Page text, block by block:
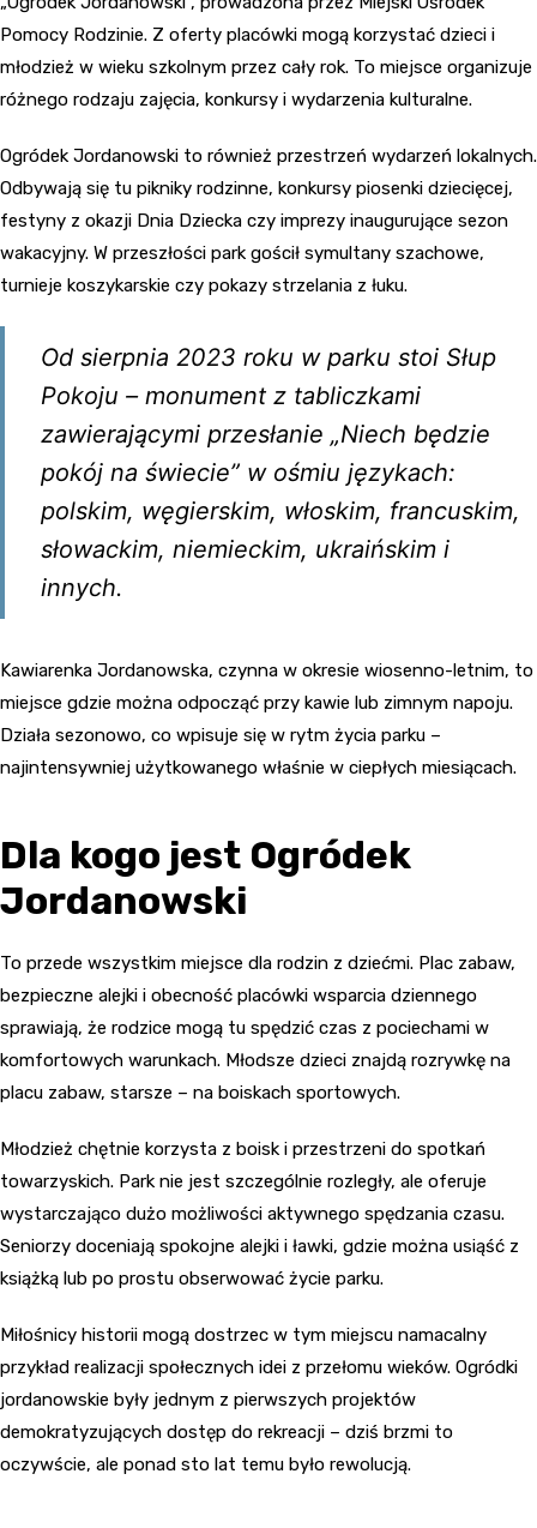
Pomocy Rodzinie. Z oferty placówki mogą korzystać dzieci i
młodzież w wieku szkolnym przez cały rok. To miejsce organizuje
różnego rodzaju zajęcia, konkursy i wydarzenia kulturalne.
Ogródek Jordanowski to również przestrzeń wydarzeń lokalnych.
Odbywają się tu pikniky rodzinne, konkursy piosenki dziecięcej,
festyny z okazji Dnia Dziecka czy imprezy inaugurujące sezon
wakacyjny. W przeszłości park gościł symultany szachowe,
turnieje koszykarskie czy pokazy strzelania z łuku.
Od sierpnia 2023 roku w parku stoi Słup
Pokoju – monument z tabliczkami
zawierającymi przesłanie „Niech będzie
pokój na świecie” w ośmiu językach:
polskim, węgierskim, włoskim, francuskim,
słowackim, niemieckim, ukraińskim i
innych.
Kawiarenka Jordanowska, czynna w okresie wiosenno-letnim, to
miejsce gdzie można odpocząć przy kawie lub zimnym napoju.
Działa sezonowo, co wpisuje się w rytm życia parku –
najintensywniej użytkowanego właśnie w ciepłych miesiącach.
Dla kogo jest Ogródek
Jordanowski
To przede wszystkim miejsce dla rodzin z dziećmi. Plac zabaw,
bezpieczne alejki i obecność placówki wsparcia dziennego
sprawiają, że rodzice mogą tu spędzić czas z pociechami w
komfortowych warunkach. Młodsze dzieci znajdą rozrywkę na
placu zabaw, starsze – na boiskach sportowych.
Młodzież chętnie korzysta z boisk i przestrzeni do spotkań
towarzyskich. Park nie jest szczególnie rozległy, ale oferuje
wystarczająco dużo możliwości aktywnego spędzania czasu.
Seniorzy doceniają spokojne alejki i ławki, gdzie można usiąść z
książką lub po prostu obserwować życie parku.
Miłośnicy historii mogą dostrzec w tym miejscu namacalny
przykład realizacji społecznych idei z przełomu wieków. Ogródki
jordanowskie były jednym z pierwszych projektów
demokratyzujących dostęp do rekreacji – dziś brzmi to
oczywście, ale ponad sto lat temu było rewolucją.